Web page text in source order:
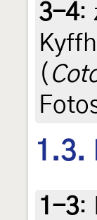
3-4:
(
1.3.
1-3: